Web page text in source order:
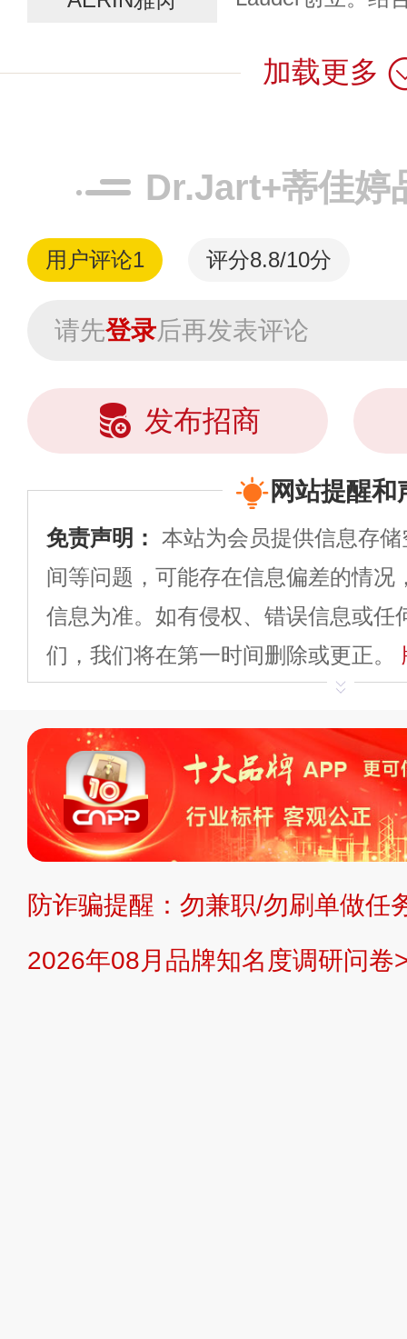
忆，为现代女性
加载更多
Dr.Jart+蒂佳婷
用户评论1 评分8.8/10分
请先登录后再发表评论
发布招商
网站提醒和
免责声明： 本站为会员提供信息存
间等问题，可能存在信息偏差的情况
信息为准。如有侵权、错误信息或任
们，我们将在第一时间删除或更正。
平台自有内容（文字
标、LOGO 等）知识产权归本站所
复制、转载、商用。本站不生产产
不代理、不招商、不提供中介服务。
持投资购买的观点或意见，页面信息
提交说明： 快速提交发布>> 提交品
防诈骗提醒：勿兼职/勿刷单做任
2026年08月品牌知名度调研问卷